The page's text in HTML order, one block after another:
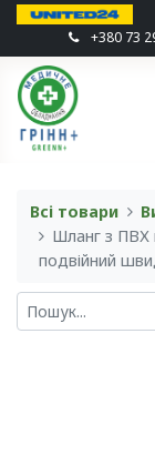
+380 73
Всі товари
Шланг з ПВХ
подвійний